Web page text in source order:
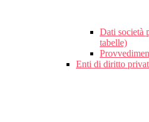
Dati società
tabelle)
Enti di diritto